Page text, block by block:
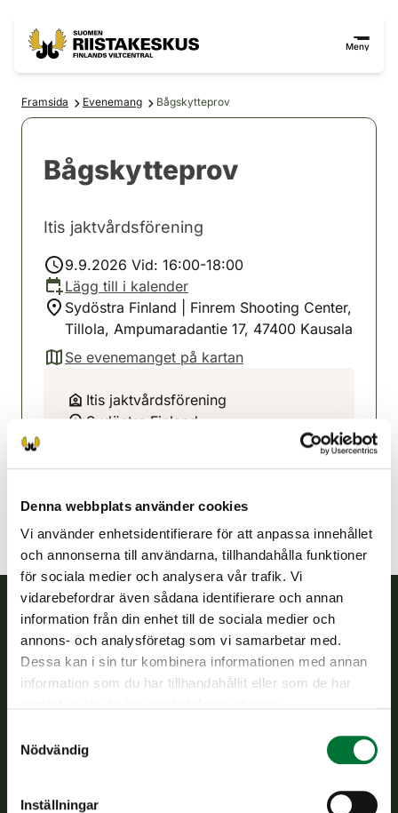
Denna webbplats använder cookies
Vi använder enhetsidentifierare för att anpassa innehållet
och annonserna till användarna, tillhandahålla funktioner
för sociala medier och analysera vår trafik. Vi
vidarebefordrar även sådana identifierare och annan
information från din enhet till de sociala medier och
annons- och analysföretag som vi samarbetar med.
Dessa kan i sin tur kombinera informationen med annan
information som du har tillhandahållit eller som de har
Nödvändig
Inställningar
Meny
Framsida Evenemang Bågskytteprov
Bågskytteprov
Itis jaktvårdsförening
9.9.2026 Vid: 16:00-18:00
Lägg till i kalender
Sydöstra Finland | Finrem Shooting Center,
Tillola, Ampumaradantie 17, 47400 Kausala
Se evenemanget på kartan
(avautuu uuteen välilehteen)
Itis jaktvårdsförening
Sydöstra Finland
Finlands viltcentral
Finlands viltcentral främjar en hållbar vilthushållning, stöder